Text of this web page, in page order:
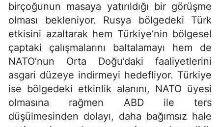
birçoğunun masaya yatırıldığı bir görüşme
olması bekleniyor. Rusya bölgedeki Türk
etkisini azaltarak hem Türkiye’nin bölgesel
çaptaki çalışmalarını baltalamayı hem de
NATO’nun Orta Doğu’daki faaliyetlerini
asgari düzeye indirmeyi hedefliyor. Türkiye
ise bölgedeki etkinlik alanını, NATO üyesi
olmasına rağmen ABD ile ters
düşülmesinden dolayı, daha bağımsız hale